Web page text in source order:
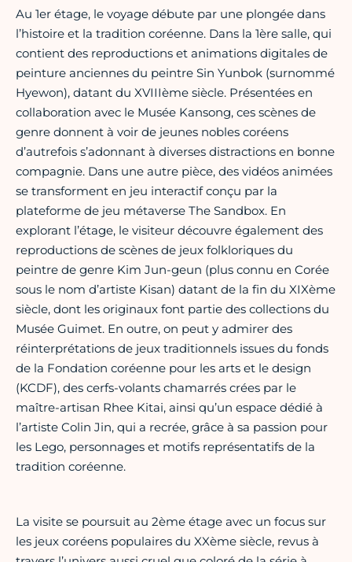
Au 1er étage, le voyage débute par une plongée dans
l’histoire et la tradition coréenne. Dans la 1ère salle, qui
contient des reproductions et animations digitales de
peinture anciennes du peintre Sin Yunbok (surnommé
Hyewon), datant du XVIIIème siècle. Présentées en
collaboration avec le Musée Kansong, ces scènes de
genre donnent à voir de jeunes nobles coréens
d’autrefois s’adonnant à diverses distractions en bonne
compagnie. Dans une autre pièce, des vidéos animées
se transforment en jeu interactif conçu par la
plateforme de jeu métaverse The Sandbox. En
explorant l’étage, le visiteur découvre également des
reproductions de scènes de jeux folkloriques du
peintre de genre Kim Jun-geun (plus connu en Corée
sous le nom d’artiste Kisan) datant de la fin du XIXème
siècle, dont les originaux font partie des collections du
Musée Guimet. En outre, on peut y admirer des
réinterprétations de jeux traditionnels issues du fonds
de la Fondation coréenne pour les arts et le design
(KCDF), des cerfs-volants chamarrés crées par le
maître-artisan Rhee Kitai, ainsi qu’un espace dédié à
l’artiste Colin Jin, qui a recrée, grâce à sa passion pour
les Lego, personnages et motifs représentatifs de la
tradition coréenne.
La visite se poursuit au 2ème étage avec un focus sur
les jeux coréens populaires du XXème siècle, revus à